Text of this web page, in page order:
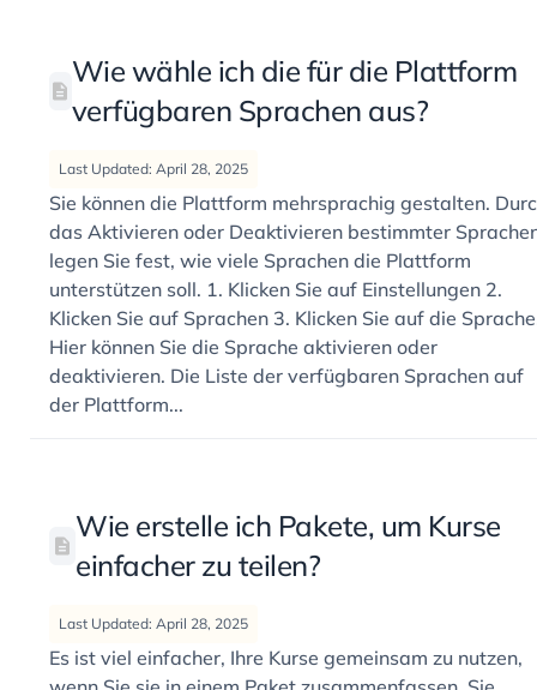
Wie wähle ich die für die Plattform
verfügbaren Sprachen aus?
Last Updated: April 28, 2025
Sie können die Plattform mehrsprachig gestalten.
das Aktivieren oder Deaktivieren bestimmter
legen Sie fest, wie viele Sprachen die Plattform
unterstützen soll. 1. Klicken Sie auf Einstellungen 2.
Klicken Sie auf Sprachen 3. Klicken Sie auf die
Hier können Sie die Sprache aktivieren oder
deaktivieren. Die Liste der verfügbaren Sprachen auf
der Plattform...
Wie erstelle ich Pakete, um Kurse
einfacher zu teilen?
Last Updated: April 28, 2025
Es ist viel einfacher, Ihre Kurse gemeinsam zu nutzen,